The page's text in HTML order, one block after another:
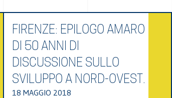
FIRENZE: EPILOGO AMARO
DI 50 ANNI DI
DISCUSSIONE SULLO
SVILUPPO A NORD-OVEST.
18 MAGGIO 2018